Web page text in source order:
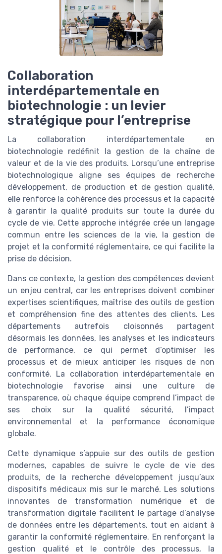
Collaboration
interdépartementale en
biotechnologie : un levier
stratégique pour l’entreprise
La collaboration interdépartementale en
biotechnologie redéfinit la gestion de la chaîne de
valeur et de la vie des produits. Lorsqu’une entreprise
biotechnologique aligne ses équipes de recherche
développement, de production et de gestion qualité,
elle renforce la cohérence des processus et la capacité
à garantir la qualité produits sur toute la durée du
cycle de vie. Cette approche intégrée crée un langage
commun entre les sciences de la vie, la gestion de
projet et la conformité réglementaire, ce qui facilite la
prise de décision.
Dans ce contexte, la gestion des compétences devient
un enjeu central, car les entreprises doivent combiner
expertises scientifiques, maîtrise des outils de gestion
et compréhension fine des attentes des clients. Les
départements autrefois cloisonnés partagent
désormais les données, les analyses et les indicateurs
de performance, ce qui permet d’optimiser les
processus et de mieux anticiper les risques de non
conformité. La collaboration interdépartementale en
biotechnologie favorise ainsi une culture de
transparence, où chaque équipe comprend l’impact de
ses choix sur la qualité sécurité, l’impact
environnemental et la performance économique
globale.
Cette dynamique s’appuie sur des outils de gestion
modernes, capables de suivre le cycle de vie des
produits, de la recherche développement jusqu’aux
dispositifs médicaux mis sur le marché. Les solutions
innovantes de transformation numérique et de
transformation digitale facilitent le partage d’analyse
de données entre les départements, tout en aidant à
garantir la conformité réglementaire. En renforçant la
gestion qualité et le contrôle des processus, la